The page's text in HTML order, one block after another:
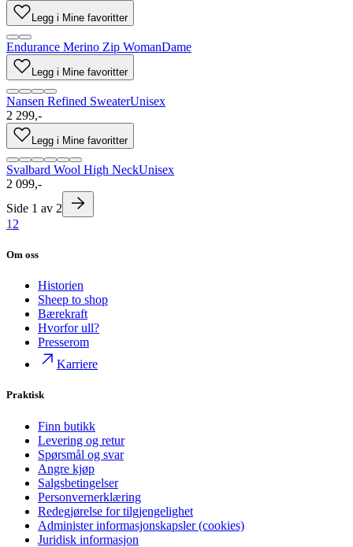
Legg i Mine favoritter
Endurance Merino Zip WomanDame
Legg i Mine favoritter
Nansen Refined SweaterUnisex
2 299,-
Legg i Mine favoritter
Svalbard Wool High NeckUnisex
2 099,-
Side 1 av 2
1 2
Om oss
Historien
Sheep to shop
Bærekraft
Hvorfor ull?
Presserom
Karriere
Praktisk
Finn butikk
Levering og retur
Spørsmål og svar
Angre kjøp
Salgsbetingelser
Personvernerklæring
Redegjørelse for tilgjengelighet
Administer informasjonskapsler (cookies)
Juridisk informasjon